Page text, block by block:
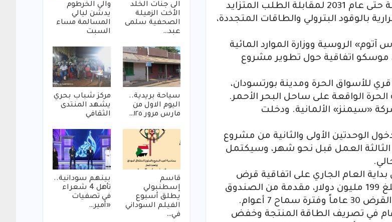
البلاد من إثيوبيا 250 ميغاواط. وتنفذ السودان حاليا خطة حتى عام 2031 لمقابلة الطلب المتزايد
بالوقود البترولي والطاقات المتجددة،
الروسية ووزارة الموارد المائية
في موسكو اتفاقية حول تطوير مشروع
للأسواق الحرة ومدينة بورتسودان،
الحرة الواقعة على ساحل البحر الأحمر.
بواسطة شركة «سيمنز» الألمانية. ودخلت
الوحدتين الأولى والثانية من مشروع
العمل قبل نحو شهر، وسيكتمل
العام الجاري على اتفاقية قرض
لتمويل مشروع خط الكهرباء الدائري حول الخرطوم بمبلغ 199 مليون دولار، مقدمة من الصندوق
العربي للإنماء الاقتصادي والاجتماعي، ويبلغ أجل سداد القرض 30 عاماً وفترة سماح 7 أعوام.
500 كيلوفولت، للإسهام في تصريف الطاقة المنتجة وخفض
الى جنات الخلد
الأخت الزميلة
الصحفية سلمى
عبد…
والي الخرطوم
يدشن ليالي
المسالمة مساء
السبت
سياحة بريدية..
اليوم الاول من
مارس مرور ١٢٥…
مركز شباب بحري
يشهد المنتدى
الثقافي
قاسم
إسطنبولي
يطلق أسبوع
الفيلم السوداني
في…
بينهم سودانية..
تأهل 4 شعراء
في تصفيات
«أمير…